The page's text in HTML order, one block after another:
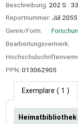
Beschreibung: 202 S :
Reportnummer: Jül 2055
Genre/Form:
Bearbeitungsvermerk:
PPN: 013062905
Exemplare ( 1 )
Heimatbibliothek